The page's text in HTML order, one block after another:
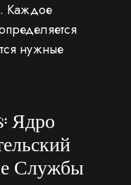
Каждое
нужные
Ядро
Службы